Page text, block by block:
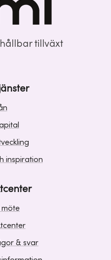
tillväxt
inspiration
möte
& svar